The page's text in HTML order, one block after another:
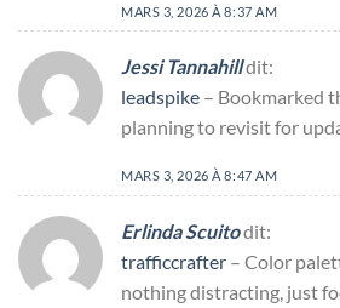
MARS 3, 2026 À 8:37 AM
Jessi Tannahilldit:
leadspike – Bookmarked
planning to revisit for
MARS 3, 2026 À 8:47 AM
Erlinda Scuitodit:
trafficcrafter – Color
nothing distracting, just